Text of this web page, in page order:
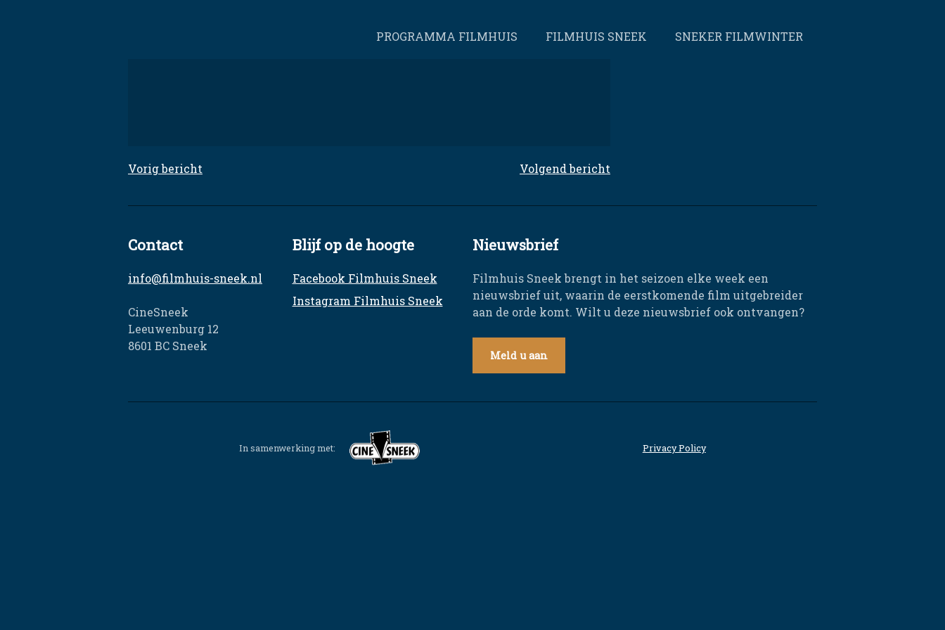
PROGRAMMA FILMHUIS FILMHUIS SNEEK SNEKER FILMWINTER
Bericht
Vorig bericht Volgend bericht
Contact
info@filmhuis-sneek.nl
CineSneek
Leeuwenburg 12
8601 BC Sneek
Blijf op de hoogte
Facebook Filmhuis Sneek
Instagram Filmhuis Sneek
Nieuwsbrief
Filmhuis Sneek brengt in het seizoen elke week een
nieuwsbrief uit, waarin de eerstkomende film uitgebreider
aan de orde komt. Wilt u deze nieuwsbrief ook ontvangen?
Meld u aan
In samenwerking met: Privacy Policy